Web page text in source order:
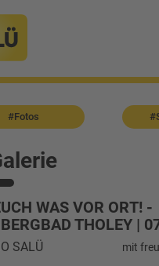
#Fotos
WAS VOR ORT! -
THOLEY |
mit
SALÜ